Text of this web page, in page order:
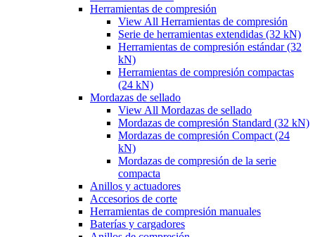
Herramientas de compresión
View All Herramientas de compresión
Serie de herramientas extendidas (32 kN)
Herramientas de compresión estándar (32
kN)
Herramientas de compresión compactas
(24 kN)
Mordazas de sellado
View All Mordazas de sellado
Mordazas de compresión Standard (32 kN)
Mordazas de compresión Compact (24
kN)
Mordazas de compresión de la serie
compacta
Anillos y actuadores
Accesorios de corte
Herramientas de compresión manuales
Baterías y cargadores